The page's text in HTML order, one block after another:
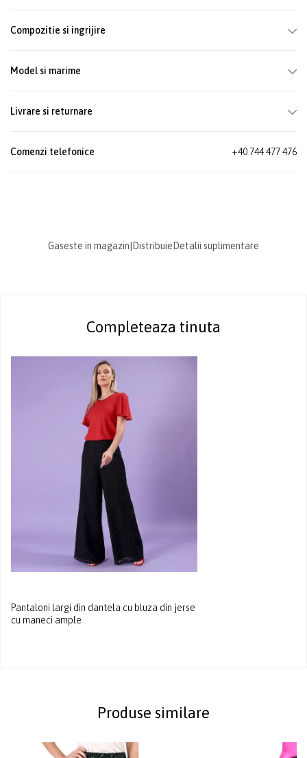
Compozitie si ingrijire
Model si marime
Livrare si returnare
Comenzi telefonice +40 744 477 476
Gaseste in magazin Distribuie Detalii suplimentare
Completeaza tinuta
Pantaloni largi din dantela cu bluza din jerse
cu maneci ample
Produse similare